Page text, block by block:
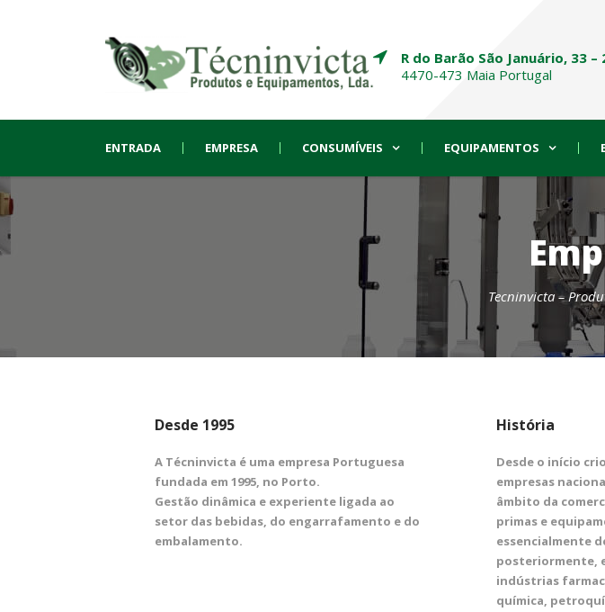
R do Barão São Januário, 33 –
4470-473 Maia Portugal
ENTRADA EMPRESA CONSUMÍVEIS EQUIPAMENTOS
Tecninvicta –
Desde 1995
A Técninvicta é uma empresa Portuguesa
fundada em 1995, no Porto.
Gestão dinâmica e experiente ligada ao
setor das bebidas, do engarrafamento e do
embalamento.
História
Desde o início
empresas
âmbito da
primas e
essencialmente
posteriormente,
indústrias
química,